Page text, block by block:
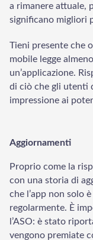
a rimanere attuale,
significano migliori
Tieni presente che
mobile legge
un’applicazione.
di ciò che gli utenti
impressione ai
Aggiornamenti
Proprio come la
con una storia di
che l’app non solo
regolarmente. È
l’ASO: è stato
vengono premiate